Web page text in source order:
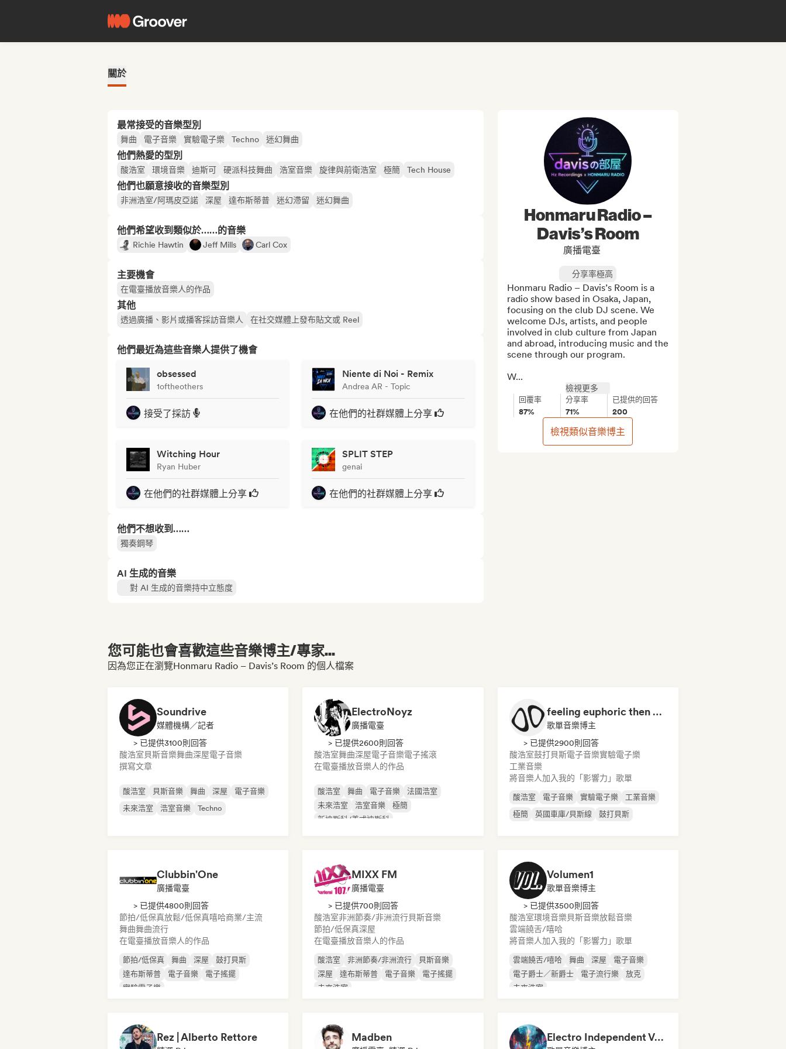
關於
最常接受的音樂型別
舞曲 電子音樂 實驗電子樂 Techno 迷幻舞曲
他們熱愛的型別
酸浩室 環境音樂 迪斯可 硬派科技舞曲 浩室音樂 旋律與前衛浩室 極簡 Tech House
他們也願意接收的音樂型別
非洲浩室/阿瑪皮亞諾 深屋 達布斯蒂普 迷幻滯留 迷幻舞曲
他們希望收到類似於……的音樂
Richie Hawtin Jeff Mills Carl Cox
主要機會
在電臺播放音樂人的作品
其他
透過廣播、影片或播客採訪音樂人 在社交媒體上發布貼文或 Reel
他們最近為這些音樂人提供了機會
obsessed
1oftheothers
接受了採訪
Niente di Noi - Remix
Andrea AR - Topic
在他們的社群媒體上分享
Witching Hour
Ryan Huber
在他們的社群媒體上分享
SPLIT STEP
genai
在他們的社群媒體上分享
他們不想收到……
獨奏鋼琴
AI 生成的音樂
對 AI 生成的音樂持中立態度
Honmaru Radio –
Davis’s Room
廣播電臺
分享率極高
Honmaru Radio – Davis’s Room is a
radio show based in Osaka, Japan,
focusing on the club DJ scene. We
welcome DJs, artists, and people
involved in club culture from Japan
and abroad, introducing music and the
scene through our program.
W...
檢視更多
回覆率
87%
分享率
71%
已提供的回答
200
檢視類似音樂博主
您可能也會喜歡這些音樂博主/專家...
因為您正在瀏覽Honmaru Radio – Davis’s Room 的個人檔案
Soundrive
媒體機構／記者
> 已提供3100則回答
酸浩室貝斯音樂舞曲深屋電子音樂
撰寫文章
酸浩室 貝斯音樂 舞曲 深屋
電子音樂
未來浩室
浩室音樂 Techno
ElectroNoyz
廣播電臺
> 已提供2600則回答
酸浩室舞曲深屋電子音樂電子搖滾
在電臺播放音樂人的作品
酸浩室 舞曲 電子音樂
法國浩室
未來浩室
浩室音樂
極簡
新迪斯科/義式迪斯科
feeling euphoric then depressed
歌單音樂博主
> 已提供2900則回答
酸浩室鼓打貝斯電子音樂實驗電子樂
工業音樂
將音樂人加入我的「影響力」歌單
酸浩室 電子音樂 實驗電子樂
工業音樂
極簡
英國車庫/貝斯線 鼓打貝斯
Clubbin'One
廣播電臺
> 已提供4800則回答
節拍/低保真放鬆/低保真嘻哈商業/主流
舞曲舞曲流行
在電臺播放音樂人的作品
節拍/低保真 舞曲 深屋
鼓打貝斯
達布斯蒂普
電子音樂
電子搖擺
實驗電子樂
MIXX FM
廣播電臺
> 已提供700則回答
酸浩室非洲節奏/非洲流行貝斯音樂
節拍/低保真深屋
在電臺播放音樂人的作品
酸浩室 非洲節奏/非洲流行
貝斯音樂
深屋
達布斯蒂普 電子音樂
電子搖擺
未來浩室
Volumen1
歌單音樂博主
> 已提供3500則回答
酸浩室環境音樂貝斯音樂放鬆音樂
雲端饒舌/嘻哈
將音樂人加入我的「影響力」歌單
雲端饒舌/嘻哈 舞曲 深屋
電子音樂
電子爵士／新爵士
電子流行樂
放克
未來浩室
Rez | Alberto Rettore Madben Electro Independent Vs Mainstream